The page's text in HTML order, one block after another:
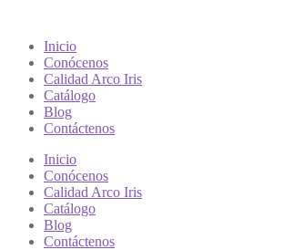
Inicio
Conócenos
Calidad Arco Iris
Catálogo
Blog
Contáctenos
Inicio
Conócenos
Calidad Arco Iris
Catálogo
Blog
Contáctenos